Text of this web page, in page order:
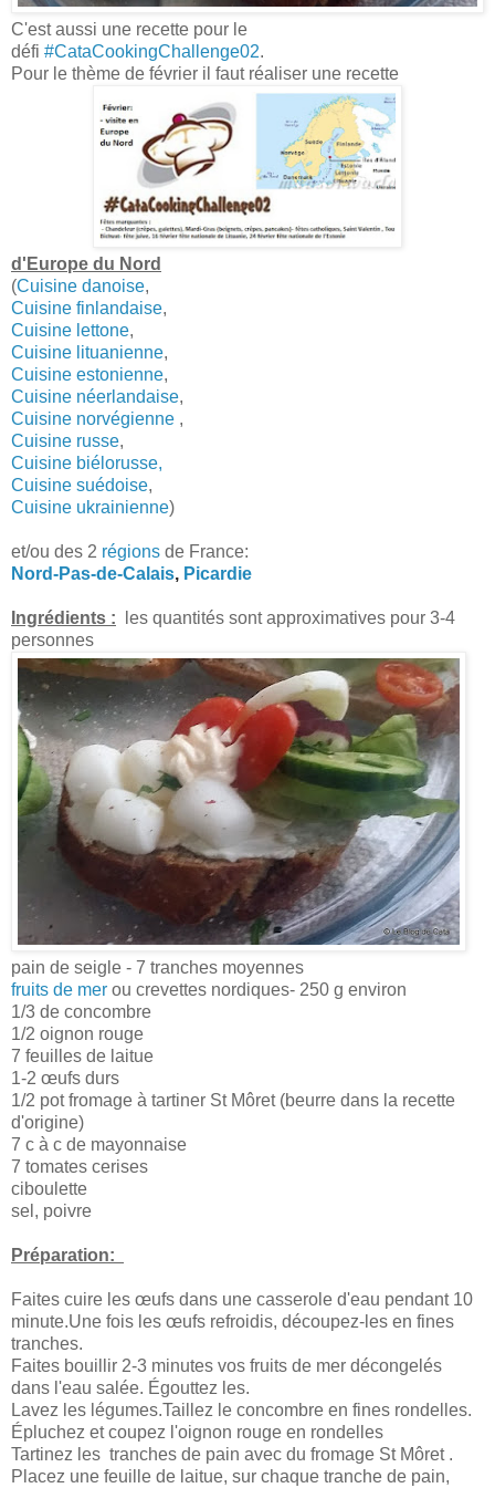
C'est aussi une recette pour le
défi #CataCookingChallenge02.
Pour le thème de février il faut réaliser une recette
d'Europe du Nord
(Cuisine danoise,
Cuisine finlandaise,
Cuisine lettone,
Cuisine lituanienne,
Cuisine estonienne,
Cuisine néerlandaise,
Cuisine norvégienne ,
Cuisine russe,
Cuisine biélorusse,
Cuisine suédoise,
Cuisine ukrainienne)
et/ou des 2 régions de France:
Nord-Pas-de-Calais, Picardie
Ingrédients : les quantités sont approximatives pour 3-4
personnes
pain de seigle - 7 tranches moyennes
fruits de mer ou crevettes nordiques- 250 g environ
1/3 de concombre
1/2 oignon rouge
7 feuilles de laitue
1-2 œufs durs
1/2 pot fromage à tartiner St Môret (beurre dans la recette
d'origine)
7 c à c de mayonnaise
7 tomates cerises
ciboulette
sel, poivre
Préparation:
Faites cuire les œufs dans une casserole d'eau pendant 10
minute.Une fois les œufs refroidis, découpez-les en fines
tranches.
Faites bouillir 2-3 minutes vos fruits de mer décongelés
dans l'eau salée. Égouttez les.
Lavez les légumes.Taillez le concombre en fines rondelles.
Épluchez et coupez l'oignon rouge en rondelles
Tartinez les tranches de pain avec du fromage St Môret .
Placez une feuille de laitue, sur chaque tranche de pain,